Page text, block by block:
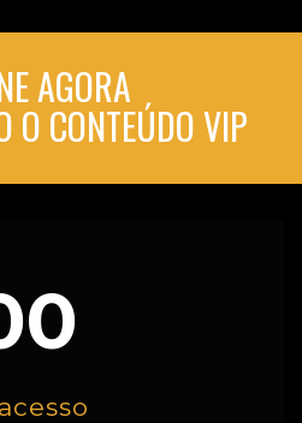
AGORA
O CONTEÚDO VIP